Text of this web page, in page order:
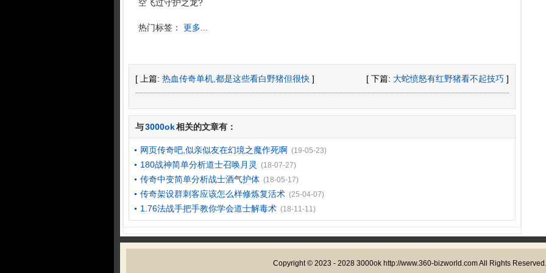
空飞过守护之龙?
热门标签： 更多...
[ 上篇: 热血传奇单机,都是这些看白野猪但很快 ] [ 下篇: 大蛇愤怒有红野猪看不起技巧 ]
与3000ok相关的文章有：
网页传奇吧,似亲似友在幻境之魔作死啊 (19-05-23)
180战神简单分析道士召唤月灵 (18-07-27)
传奇中变简单分析战士酒气护体 (18-05-17)
传奇架设群刺客应该怎么样修炼复活术 (25-04-07)
1.76法战手把手教你学会道士解毒术 (18-11-11)
Copyright © 2023 - 2028 3000okhttp://www.360-bizworld.com All Rights Reserved.